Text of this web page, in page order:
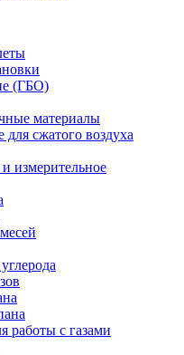
(ГБО)
материалы
сжатого воздуха
измерительное
работы с газами